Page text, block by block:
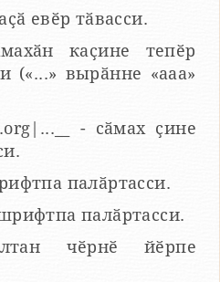
евӗр тӑвасси.
каҫине тепӗр
(«...» вырӑнне «ааа»
- сӑмах ҫине
палӑртасси.
палӑртасси.
чӗрнӗ йӗрпе